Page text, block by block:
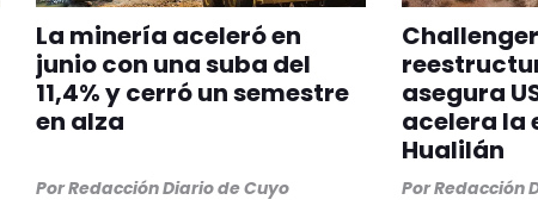
La minería aceleró en
junio con una suba del
11,4% y cerró un semestre
en alza
PorRedacción Diario de Cuyo
asegura
acelera la
Hualilán
PorRedacción